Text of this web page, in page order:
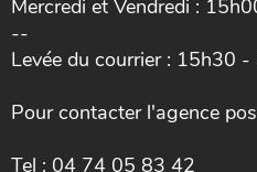
Mercredi et Vendredi :
--
Levée du courrier : 15h30
Pour contacter l'agence
Tel : 04 74 05 83 42